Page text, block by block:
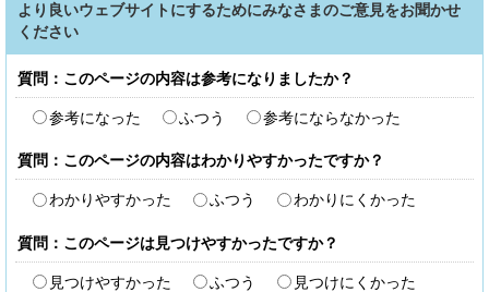
より良いウェブサイトにするためにみなさまのご意見をお聞かせ
ください
質問：このページの内容は参考になりましたか？
参考になった ふつう 参考にならなかった
質問：このページの内容はわかりやすかったですか？
わかりやすかった ふつう わかりにくかった
質問：このページは見つけやすかったですか？
見つけやすかった ふつう 見つけにくかった